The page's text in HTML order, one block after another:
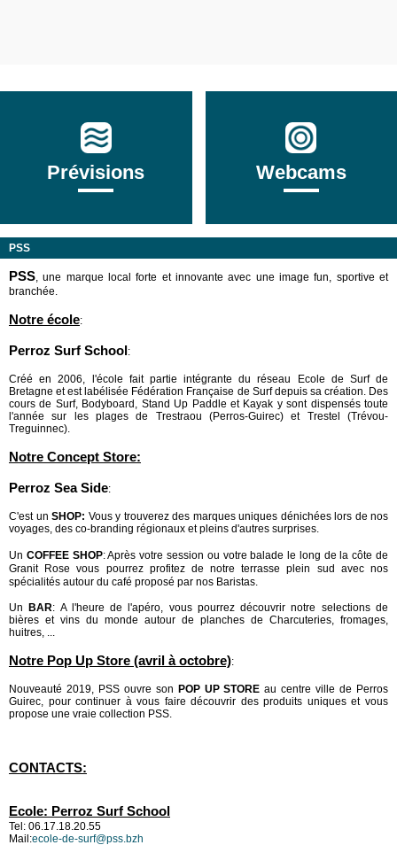
Prévisions Webcams
PSS
PSS , une marque local forte et innovante avec une image fun, sportive et
branchée.
Notre école:
Perroz Surf School:
Créé en 2006, l'école fait partie intégrante du réseau Ecole de Surf de
Bretagne et est labélisée Fédération Française de Surf depuis sa création. Des
cours de Surf, Bodyboard, Stand Up Paddle et Kayak y sont dispensés toute
l'année sur les plages de Trestraou (Perros-Guirec) et Trestel (Trévou-
Treguinnec).
Notre Concept Store:
Perroz Sea Side:
C'est un SHOP: Vous y trouverez des marques uniques dénichées lors de nos
voyages, des co-branding régionaux et pleins d'autres surprises.
Un COFFEE SHOP: Après votre session ou votre balade le long de la côte de
Granit Rose vous pourrez profitez de notre terrasse plein sud avec nos
spécialités autour du café proposé par nos Baristas.
UnBAR: A l'heure de l'apéro, vous pourrez découvrir notre selections de
bières et vins du monde autour de planches de Charcuteries, fromages,
huitres, ...
Notre Pop Up Store (avril à octobre):
Nouveauté 2019, PSS ouvre son POP UP STORE au centre ville de Perros
Guirec, pour continuer à vous faire découvrir des produits uniques et vous
propose une vraie collection PSS.
CONTACTS:
Ecole: Perroz Surf School
Tel: 06.17.18.20.55
Mail:ecole-de-surf@pss.bzh